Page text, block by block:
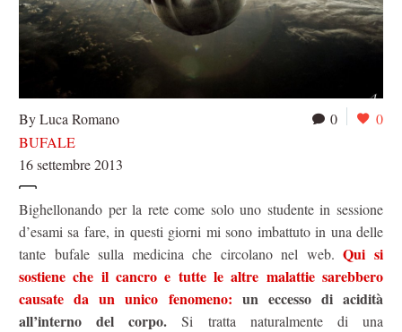
0 0
By Luca Romano
BUFALE
16 settembre 2013
Bighellonando per la rete come solo uno studente in sessione
d’esami sa fare, in questi giorni mi sono imbattuto in una delle
tante bufale sulla medicina che circolano nel web.Qui si
sostiene che il cancro e tutte le altre malattie sarebbero
causate da un unico fenomeno: un eccesso di acidità
all’interno del corpo. Si tratta naturalmente di una